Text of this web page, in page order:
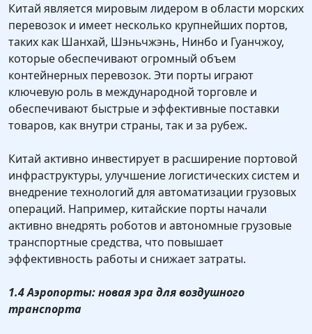
Китай является мировым лидером в области морских
перевозок и имеет несколько крупнейших портов,
таких как Шанхай, Шэньчжэнь, Нинбо и Гуанчжоу,
которые обеспечивают огромный объем
контейнерных перевозок. Эти порты играют
ключевую роль в международной торговле и
обеспечивают быстрые и эффективные поставки
товаров, как внутри страны, так и за рубеж.
Китай активно инвестирует в расширение портовой
инфраструктуры, улучшение логистических систем и
внедрение технологий для автоматизации грузовых
операций. Например, китайские порты начали
активно внедрять роботов и автономные грузовые
транспортные средства, что повышает
эффективность работы и снижает затраты.
1.4 Аэропорты: новая эра для воздушного
транспорта